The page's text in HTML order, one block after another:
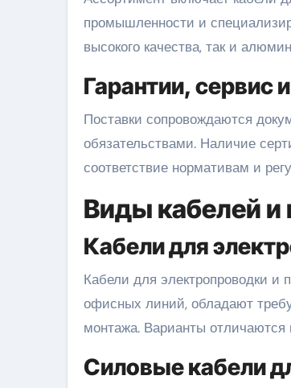
промышленности и
высокого качества, так и
Гарантии, сервис
Поставки сопровождаются
обязательствами. Наличие
соответствие нормативам и
Виды кабелей и
Кабели для
Кабели для электропроводки
офисных линий, обладают
монтажа. Варианты отличаются
Силовые кабели